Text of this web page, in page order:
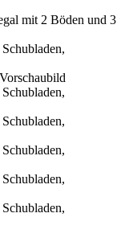
mit 2 Böden und 3